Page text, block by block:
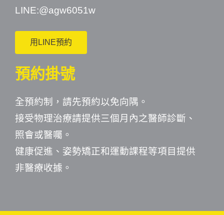
LINE:@agw6051w
用LINE預約
預約掛號
全預約制，請先預約以免向隅。
接受物理治療請提供三個月內之醫師診斷、
照會或醫囑。
健康促進、姿勢矯正和運動課程等項目提供
非醫療收據。